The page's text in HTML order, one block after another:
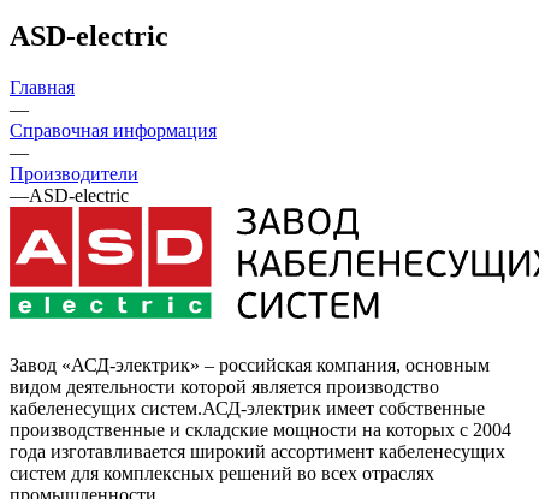
ASD-electric
Главная
—
Справочная информация
—
Производители
—ASD-electric
Завод «АСД-электрик» – российская компания, основным
видом деятельности которой является производство
кабеленесущих систем.АСД-электрик имеет собственные
производственные и складские мощности на которых с 2004
года изготавливается широкий ассортимент кабеленесущих
систем для комплексных решений во всех отраслях
промышленности.